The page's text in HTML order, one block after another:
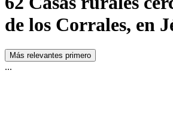
de los Corrales, en
Más relevantes primero
...